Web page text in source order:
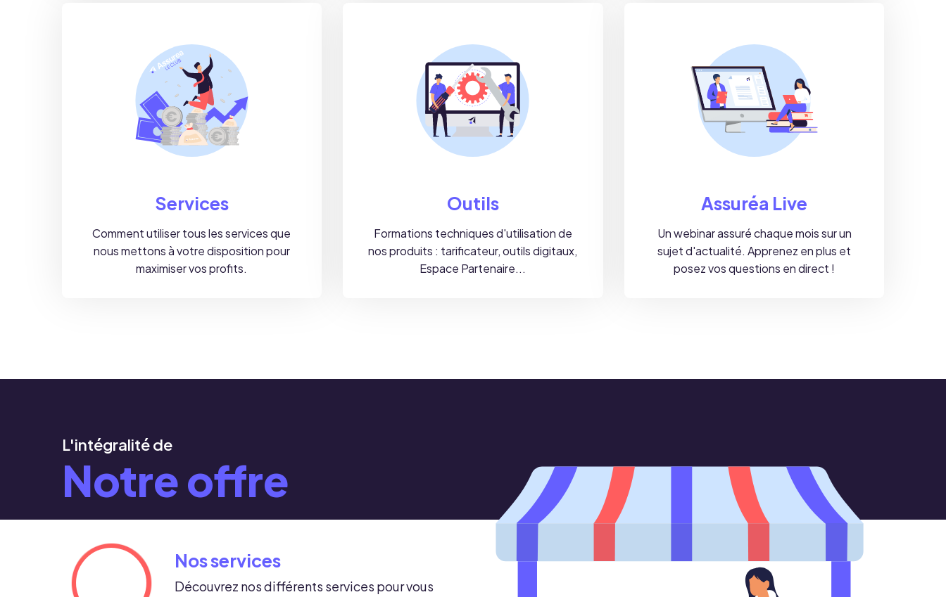
Services
Comment utiliser tous les services que
nous mettons à votre disposition pour
maximiser vos profits.
Outils
Formations techniques d'utilisation de
nos produits : tarificateur, outils digitaux,
Espace Partenaire...
Assuréa Live
Un webinar assuré chaque mois sur un
sujet d'actualité. Apprenez en plus et
posez vos questions en direct !
L'intégralité de
Notre offre
Nos services
Découvrez nos différents services pour vous